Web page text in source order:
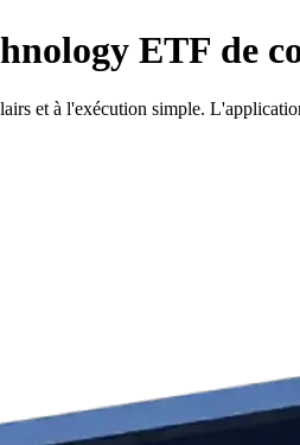
ETF de
et à l'exécution simple.